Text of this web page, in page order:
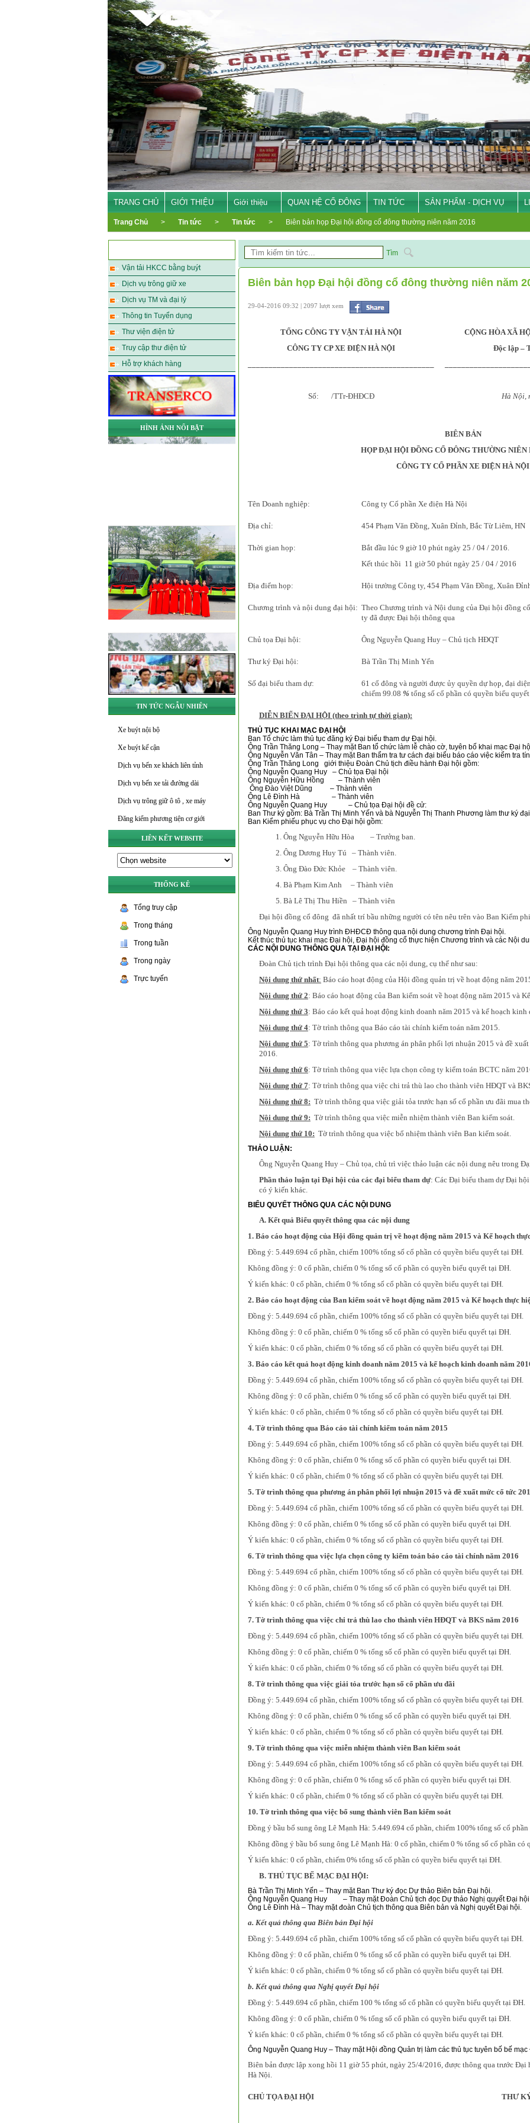
TRANG CHỦ GIỚI THIỆU Giới thiệu QUAN HỆ CỔ ĐÔNG TIN TỨC SẢN PHẨM - DỊCH VỤ
Trang Chủ > Tin tức > Tin tức > Biên bản họp Đại hội đồng cổ đông thường niên năm 2016
Vận tải HKCC bằng buýt
Dịch vụ trông giữ xe
Dịch vụ TM và đại lý
Thông tin Tuyển dụng
Thư viện điện tử
Truy cập thư điện tử
Hỗ trợ khách hàng
HÌNH ẢNH NỔI BẬT
TIN TỨC NGẪU NHIÊN
Xe buýt nội bộ
Xe buýt kế cận
Dịch vụ bến xe khách liên tỉnh
Dịch vụ bến xe tải đường dài
Dịch vụ trông giữ ô tô , xe máy
Đăng kiểm phương tiện cơ giới
LIÊN KẾT WEBSITE
THỐNG KÊ
Tổng truy cập
Trong tháng
Trong tuần
Trong ngày
Trực tuyến
Tìm
Biên bản họp Đại hội đồng cổ đông thường niên năm
29-04-2016 09:32 | 2097 lượt xem
TỔNG CÔNG TY VẬN TẢI HÀ NỘI
CÔNG TY CP XE ĐIỆN HÀ NỘI
Số: /TTr-ĐHĐCĐ
CỘNG HÒA XÃ
Độc lập –
Hà Nội, ngày
BIÊN BẢN
HỌP ĐẠI HỘI ĐỒNG CỔ ĐÔNG THƯỜNG NIÊN
CÔNG TY CỔ PHẦN XE ĐIỆN HÀ NỘI
Tên Doanh nghiệp: Công ty Cổ phần Xe điện Hà Nội
Địa chỉ: 454 Phạm Văn Đồng, Xuân Đỉnh, Bắc Từ Liêm, HN
Thời gian họp:
Bắt đầu lúc 9 giờ 10 phút ngày 25 / 04 / 2016.
Kết thúc hồi 11 giờ 50 phút ngày 25 / 04 / 2016
Địa điểm họp: Hội trường Công ty, 454 Phạm Văn Đồng, Xuân
Chương trình và nội dung đại hội: Theo Chương trình và Nội dung của Đại hội đồng
ty đã được Đại hội thông qua
Chủ tọa Đại hội: Ông Nguyễn Quang Huy – Chủ tịch HĐQT
Thư ký Đại hội: Bà Trần Thị Minh Yến
Số đại biểu tham dự:
61 cổ đông và người được ủy quyền dự họp, đại
chiếm 99.08 % tổng số cổ phần có quyền biểu
DIỄN BIẾN ĐẠI HỘI (theo trình tự thời gian):
THỦ TỤC KHAI MẠC ĐẠI HỘI
Ban Tổ chức làm thủ tục đăng ký Đại biểu tham dự Đại hội.
Ông Trần Thăng Long – Thay mặt Ban tổ chức làm lễ chào cờ, tuyên bố khai mạc Đại
Ông Nguyễn Văn Tân – Thay mặt Ban thẩm tra tư cách đại biểu báo cáo việc kiểm tra
Ông Trần Thăng Long giới thiệu Đoàn Chủ tịch điều hành Đại hội gồm:
Ông Nguyễn Quang Huy – Chủ tọa Đại hội
Ông Nguyễn Hữu Hồng – Thành viên
Ông Đào Việt Dũng – Thành viên
Ông Lê Đình Hà – Thành viên
Ông Nguyễn Quang Huy – Chủ tọa Đại hội đề cử:
Ban Thư ký gồm: Bà Trần Thị Minh Yến và bà Nguyễn Thị Thanh Phương làm thư ký
Ban Kiểm phiếu phục vụ cho Đại hội gồm:
1. Ông Nguyễn Hữu Hòa – Trưởng ban.
2. Ông Dương Huy Tú – Thành viên.
3. Ông Đào Đức Khỏe – Thành viên.
4. Bà Phạm Kim Anh – Thành viên
5. Bà Lê Thị Thu Hiền – Thành viên
Đại hội đồng cổ đông đã nhất trí bầu những người có tên nêu trên vào Ban Kiểm
Ông Nguyễn Quang Huy trình ĐHĐCĐ thông qua nội dung chương trình Đại hội.
Kết thúc thủ tục khai mạc Đại hội, Đại hội đồng cổ thực hiện Chương trình và các Nội
CÁC NỘI DUNG THÔNG QUA TẠI ĐẠI HỘI:
Đoàn Chủ tịch trình Đại hội thông qua các nội dung, cụ thể như sau:
Nội dung thứ nhất: Báo cáo hoạt động của Hội đồng quản trị về hoạt động năm
Nội dung thứ 2: Báo cáo hoạt động của Ban kiểm soát về hoạt động năm 2015 và
Nội dung thứ 3: Báo cáo kết quả hoạt động kinh doanh năm 2015 và kế hoạch kinh
Nội dung thứ 4: Tờ trình thông qua Báo cáo tài chính kiểm toán năm 2015.
Nội dung thứ 5: Tờ trình thông qua phương án phân phối lợi nhuận 2015 và đề
2016.
Nội dung thứ 6: Tờ trình thông qua việc lựa chọn công ty kiểm toán BCTC năm
Nội dung thứ 7: Tờ trình thông qua việc chi trả thù lao cho thành viên HĐQT và
Nội dung thứ 8: Tờ trình thông qua việc giải tỏa trước hạn số cổ phần ưu đãi mua
Nội dung thứ 9: Tờ trình thông qua việc miễn nhiệm thành viên Ban kiểm soát.
Nội dung thứ 10: Tờ trình thông qua việc bổ nhiệm thành viên Ban kiểm soát.
THẢO LUẬN:
Ông Nguyễn Quang Huy – Chủ tọa, chủ trì việc thảo luận các nội dung nêu trong
Phần thảo luận tại Đại hội của các đại biểu tham dự: Các Đại biểu tham dự Đại
có ý kiến khác.
BIỂU QUYẾT THÔNG QUA CÁC NỘI DUNG
A. Kết quả Biểu quyết thông qua các nội dung
1. Báo cáo hoạt động của Hội đồng quản trị về hoạt động năm 2015 và Kế hoạch
Đồng ý: 5.449.694 cổ phần, chiếm 100% tổng số cổ phần có quyền biểu quyết tại ĐH.
Không đồng ý: 0 cổ phần, chiếm 0 % tổng số cổ phần có quyền biểu quyết tại ĐH.
Ý kiến khác: 0 cổ phần, chiếm 0 % tổng số cổ phần có quyền biểu quyết tại ĐH.
2. Báo cáo hoạt động của Ban kiểm soát về hoạt động năm 2015 và Kế hoạch thực
Đồng ý: 5.449.694 cổ phần, chiếm 100% tổng số cổ phần có quyền biểu quyết tại ĐH.
Không đồng ý: 0 cổ phần, chiếm 0 % tổng số cổ phần có quyền biểu quyết tại ĐH.
Ý kiến khác: 0 cổ phần, chiếm 0 % tổng số cổ phần có quyền biểu quyết tại ĐH.
3. Báo cáo kết quả hoạt động kinh doanh năm 2015 và kế hoạch kinh doanh năm
Đồng ý: 5.449.694 cổ phần, chiếm 100% tổng số cổ phần có quyền biểu quyết tại ĐH.
Không đồng ý: 0 cổ phần, chiếm 0 % tổng số cổ phần có quyền biểu quyết tại ĐH.
Ý kiến khác: 0 cổ phần, chiếm 0 % tổng số cổ phần có quyền biểu quyết tại ĐH.
4. Tờ trình thông qua Báo cáo tài chính kiểm toán năm 2015
Đồng ý: 5.449.694 cổ phần, chiếm 100% tổng số cổ phần có quyền biểu quyết tại ĐH.
Không đồng ý: 0 cổ phần, chiếm 0 % tổng số cổ phần có quyền biểu quyết tại ĐH.
Ý kiến khác: 0 cổ phần, chiếm 0 % tổng số cổ phần có quyền biểu quyết tại ĐH.
5. Tờ trình thông qua phương án phân phối lợi nhuận 2015 và đề xuất mức cổ tức
Đồng ý: 5.449.694 cổ phần, chiếm 100% tổng số cổ phần có quyền biểu quyết tại ĐH.
Không đồng ý: 0 cổ phần, chiếm 0 % tổng số cổ phần có quyền biểu quyết tại ĐH.
Ý kiến khác: 0 cổ phần, chiếm 0 % tổng số cổ phần có quyền biểu quyết tại ĐH.
6. Tờ trình thông qua việc lựa chọn công ty kiểm toán báo cáo tài chính năm 2016
Đồng ý: 5.449.694 cổ phần, chiếm 100% tổng số cổ phần có quyền biểu quyết tại ĐH.
Không đồng ý: 0 cổ phần, chiếm 0 % tổng số cổ phần có quyền biểu quyết tại ĐH.
Ý kiến khác: 0 cổ phần, chiếm 0 % tổng số cổ phần có quyền biểu quyết tại ĐH.
7. Tờ trình thông qua việc chi trả thù lao cho thành viên HĐQT và BKS năm 2016
Đồng ý: 5.449.694 cổ phần, chiếm 100% tổng số cổ phần có quyền biểu quyết tại ĐH.
Không đồng ý: 0 cổ phần, chiếm 0 % tổng số cổ phần có quyền biểu quyết tại ĐH.
Ý kiến khác: 0 cổ phần, chiếm 0 % tổng số cổ phần có quyền biểu quyết tại ĐH.
8. Tờ trình thông qua việc giải tỏa trước hạn số cổ phần ưu đãi
Đồng ý: 5.449.694 cổ phần, chiếm 100% tổng số cổ phần có quyền biểu quyết tại ĐH.
Không đồng ý: 0 cổ phần, chiếm 0 % tổng số cổ phần có quyền biểu quyết tại ĐH.
Ý kiến khác: 0 cổ phần, chiếm 0 % tổng số cổ phần có quyền biểu quyết tại ĐH.
9. Tờ trình thông qua việc miễn nhiệm thành viên Ban kiểm soát
Đồng ý: 5.449.694 cổ phần, chiếm 100% tổng số cổ phần có quyền biểu quyết tại ĐH.
Không đồng ý: 0 cổ phần, chiếm 0 % tổng số cổ phần có quyền biểu quyết tại ĐH.
Ý kiến khác: 0 cổ phần, chiếm 0 % tổng số cổ phần có quyền biểu quyết tại ĐH.
10. Tờ trình thông qua việc bổ sung thành viên Ban kiểm soát
Đồng ý bầu bổ sung ông Lê Mạnh Hà: 5.449.694 cổ phần, chiếm 100% tổng số cổ
Không đồng ý bầu bổ sung ông Lê Mạnh Hà: 0 cổ phần, chiếm 0 % tổng số cổ phần
Ý kiến khác: 0 cổ phần, chiếm 0% tổng số cổ phần có quyền biểu quyết tại ĐH.
B. THỦ TỤC BẾ MẠC ĐẠI HỘI:
Bà Trần Thị Minh Yến – Thay mặt Ban Thư ký đọc Dự thảo Biên bản Đại hội.
Ông Nguyễn Quang Huy – Thay mặt Đoàn Chủ tịch đọc Dự thảo Nghị quyết Đại
Ông Lê Đình Hà – Thay mặt đoàn Chủ tịch thông qua Biên bản và Nghị quyết Đại hội.
a. Kết quả thông qua Biên bản Đại hội
Đồng ý: 5.449.694 cổ phần, chiếm 100% tổng số cổ phần có quyền biểu quyết tại ĐH.
Không đồng ý: 0 cổ phần, chiếm 0 % tổng số cổ phần có quyền biểu quyết tại ĐH.
Ý kiến khác: 0 cổ phần, chiếm 0 % tổng số cổ phần có quyền biểu quyết tại ĐH.
b. Kết quả thông qua Nghị quyết Đại hội
Đồng ý: 5.449.694 cổ phần, chiếm 100 % tổng số cổ phần có quyền biểu quyết tại ĐH.
Không đồng ý: 0 cổ phần, chiếm 0 % tổng số cổ phần có quyền biểu quyết tại ĐH.
Ý kiến khác: 0 cổ phần, chiếm 0 % tổng số cổ phần có quyền biểu quyết tại ĐH.
Ông Nguyễn Quang Huy – Thay mặt Hội đồng Quản trị làm các thủ tục tuyên bố bế
Biên bản được lập xong hồi 11 giờ 55 phút, ngày 25/4/2016, được thông qua trước
Hà Nội.
CHỦ TỌA ĐẠI HỘI THƯ